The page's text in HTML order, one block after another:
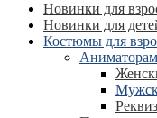
Новинки для
Новинки для
Костюмы для
Аниматорам